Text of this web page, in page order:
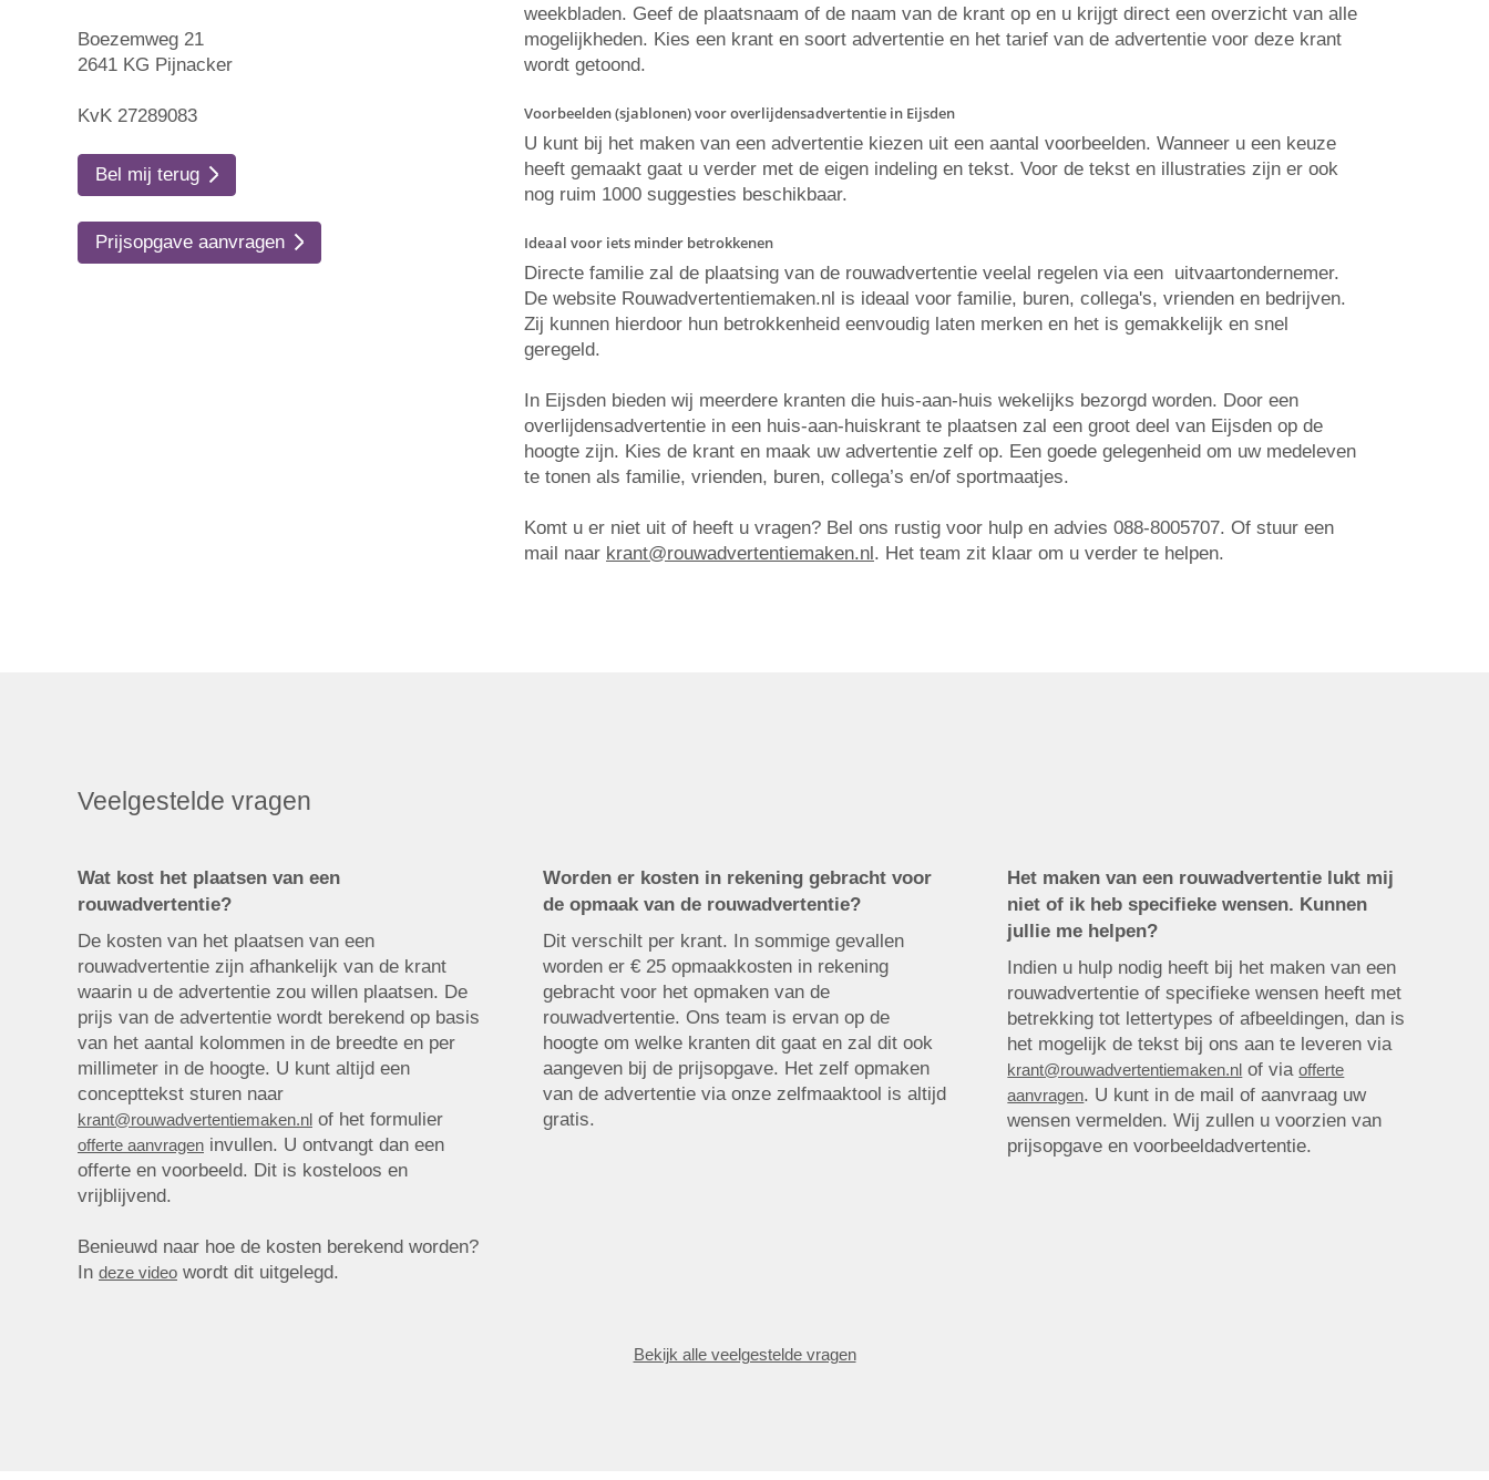
Boezemweg 21
2641 KG Pijnacker
KvK 27289083
Bel mij terug
Prijsopgave aanvragen
weekbladen. Geef de plaatsnaam of de naam van de krant op en u krijgt direct een overzicht van alle
mogelijkheden. Kies een krant en soort advertentie en het tarief van de advertentie voor deze krant
wordt getoond.
Voorbeelden (sjablonen) voor overlijdensadvertentie in Eijsden
U kunt bij het maken van een advertentie kiezen uit een aantal voorbeelden. Wanneer u een keuze
heeft gemaakt gaat u verder met de eigen indeling en tekst. Voor de tekst en illustraties zijn er ook
nog ruim 1000 suggesties beschikbaar.
Ideaal voor iets minder betrokkenen
Directe familie zal de plaatsing van de rouwadvertentie veelal regelen via een uitvaartondernemer.
De website Rouwadvertentiemaken.nl is ideaal voor familie, buren, collega's, vrienden en bedrijven.
Zij kunnen hierdoor hun betrokkenheid eenvoudig laten merken en het is gemakkelijk en snel
geregeld.
In Eijsden bieden wij meerdere kranten die huis-aan-huis wekelijks bezorgd worden. Door een
overlijdensadvertentie in een huis-aan-huiskrant te plaatsen zal een groot deel van Eijsden op de
hoogte zijn. Kies de krant en maak uw advertentie zelf op. Een goede gelegenheid om uw medeleven
te tonen als familie, vrienden, buren, collega’s en/of sportmaatjes.
Komt u er niet uit of heeft u vragen? Bel ons rustig voor hulp en advies 088-8005707. Of stuur een
mail naar krant@rouwadvertentiemaken.nl. Het team zit klaar om u verder te helpen.
Veelgestelde vragen
Wat kost het plaatsen van een
rouwadvertentie?
De kosten van het plaatsen van een
rouwadvertentie zijn afhankelijk van de krant
waarin u de advertentie zou willen plaatsen. De
prijs van de advertentie wordt berekend op basis
van het aantal kolommen in de breedte en per
millimeter in de hoogte. U kunt altijd een
concepttekst sturen naar
krant@rouwadvertentiemaken.nl of het formulier
offerte aanvragen invullen. U ontvangt dan een
offerte en voorbeeld. Dit is kosteloos en
vrijblijvend.
Benieuwd naar hoe de kosten berekend worden?
In deze video wordt dit uitgelegd.
Worden er kosten in rekening gebracht voor
de opmaak van de rouwadvertentie?
Dit verschilt per krant. In sommige gevallen
worden er € 25 opmaakkosten in rekening
gebracht voor het opmaken van de
rouwadvertentie. Ons team is ervan op de
hoogte om welke kranten dit gaat en zal dit ook
aangeven bij de prijsopgave. Het zelf opmaken
van de advertentie via onze zelfmaaktool is altijd
gratis.
Het maken van een rouwadvertentie lukt mij
niet of ik heb specifieke wensen. Kunnen
jullie me helpen?
Indien u hulp nodig heeft bij het maken van een
rouwadvertentie of specifieke wensen heeft met
betrekking tot lettertypes of afbeeldingen, dan is
het mogelijk de tekst bij ons aan te leveren via
krant@rouwadvertentiemaken.nl of viaofferte
aanvragen. U kunt in de mail of aanvraag uw
wensen vermelden. Wij zullen u voorzien van
prijsopgave en voorbeeldadvertentie.
Bekijk alle veelgestelde vragen